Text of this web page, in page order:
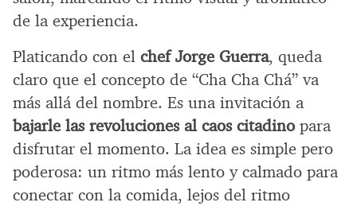
de la experiencia.
Platicando con el chef Jorge Guerra, queda
claro que el concepto de “Cha Cha Chá” va
más allá del nombre. Es una invitación a
bajarle las revoluciones al caos citadinopara
disfrutar el momento. La idea es simple pero
poderosa: un ritmo más lento y calmado para
conectar con la comida, lejos del ritmo